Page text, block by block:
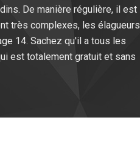
De manière régulière, il est
très complexes, les élagueurs
14. Sachez qu'il a tous les
est totalement gratuit et sans